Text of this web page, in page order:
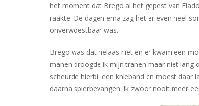
het moment dat Brego al het gepest van
raakte. De dagen erna zag het er even heel
onverwoestbaar was.
Brego was dat helaas niet en er kwam een
manen droogde ik mijn tranen maar niet lang
scheurde hierbij een knieband en moest daar
daarna spierbevangen. Ik zwoor nooit meer